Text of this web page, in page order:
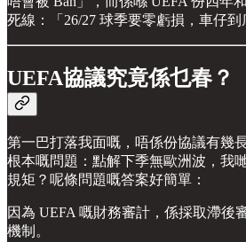
死線：「26/27 球季要零虧損，車仔到
UEFA協議究竟係乜春？
第一巴打落我面嘅，唔係份協議有幾
根本嘅問題：點解下季無歐洲波，我
規矩？呢條問題嘅答案好簡單：
因為 UEFA 嘅財務審計，係採取滯後
機制。